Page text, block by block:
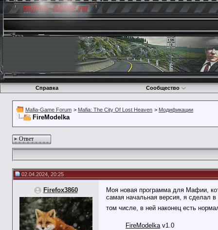
Справка Сообщество
Mafia-Game Forum > Mafia: The City Of Lost Heaven > Модификации
FireModelka
Ответ
02.04.2024, 20:25
Firefox3860
Моя новая программа для Мафии,
самая начальная версия, я сделал
том числе, в ней наконец есть
FireModelkav1.0